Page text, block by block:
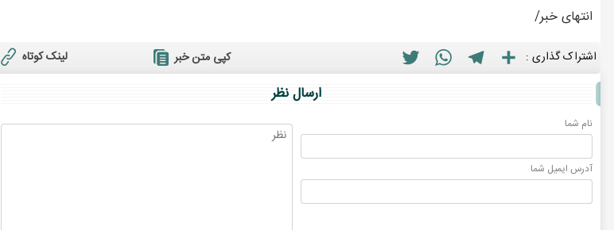
انتهای خبر/
اشتراک گذاری : Twitter
WhatsAppTelegram Share کپی متن خبر لینک کوتاه
ارسال نظر
نام شما
آدرس ايميل شما